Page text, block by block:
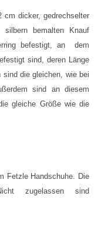
cm dicker, gedrechselter
silbern bemalten Knauf
befestigt, an dem
sind, deren Länge
die gleichen, wie bei
sind an diesem
gleiche Größe wie die
Fetzle Handschuhe. Die
zugelassen sind